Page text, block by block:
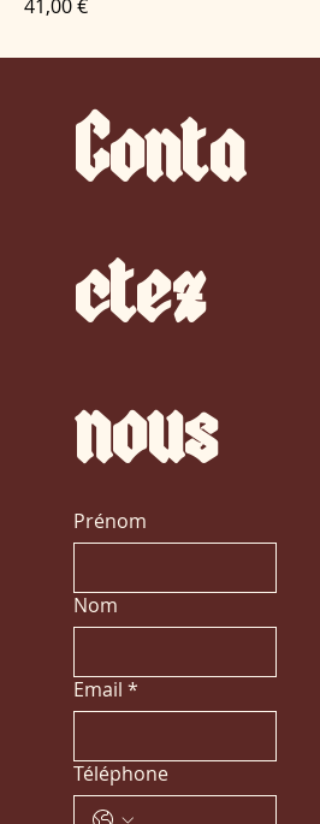
41,00 €
Conta
ctez
nous
Prénom
Nom
Email *
Téléphone